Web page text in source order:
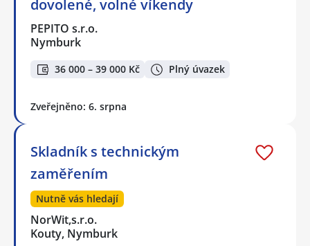
dovolené, volné víkendy
PEPITO s.r.o.
Nymburk
36 000 – 39 000 Kč Plný úvazek
Zveřejněno: 6. srpna
Skladník s technickým
zaměřením
Nutně vás hledají
NorWit,s.r.o.
Kouty, Nymburk